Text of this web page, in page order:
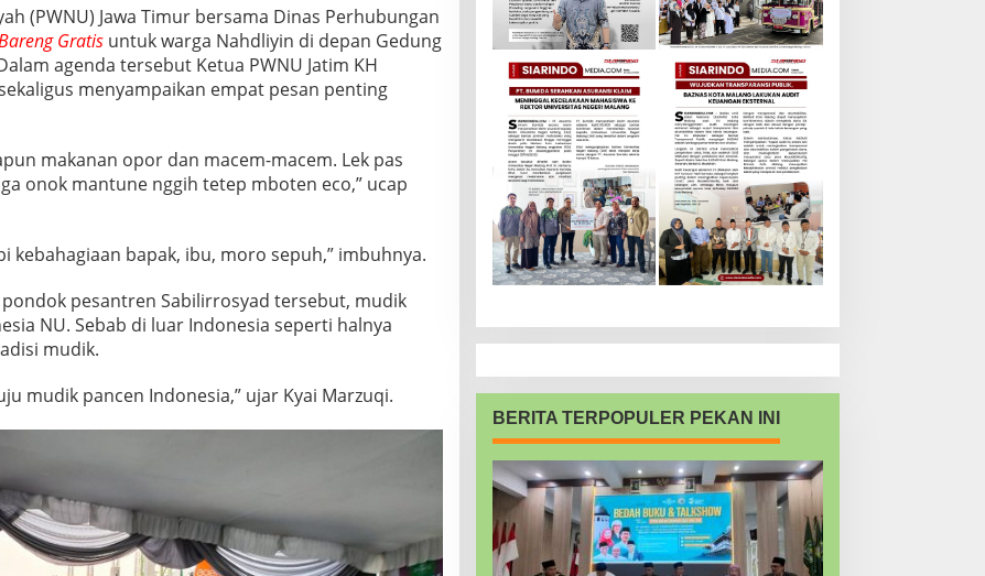
(PWNU) Jawa Timur bersama Dinas Perhubungan
Gratis untuk warga Nahdliyin di depan Gedung
agenda tersebut Ketua PWNU Jatim KH
menyampaikan empat pesan penting
makanan opor dan macem-macem. Lek pas
onok mantune nggih tetep mboten eco,” ucap
kebahagiaan bapak, ibu, moro sepuh,” imbuhnya.
pesantren Sabilirrosyad tersebut, mudik
NU. Sebab di luar Indonesia seperti halnya
mudik.
mudik pancen Indonesia,” ujar Kyai Marzuqi.
BERITA TERPOPULER PEKAN INI